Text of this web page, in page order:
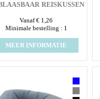
REISKUSSEN
Vanaf € 1,26
Minimale bestelling : 1
MEER INFORMATIE